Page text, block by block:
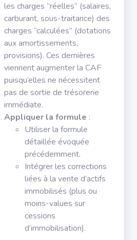
les charges “réelles” (salaires,
carburant, sous-traitance) des
charges “calculées” (dotations
aux amortissements,
provisions). Ces dernières
viennent augmenter la CAF
puisqu’elles ne nécessitent
pas de sortie de trésorerie
immédiate.
Appliquer la formule :
Utiliser la formule
détaillée évoquée
précédemment.
Intégrer les corrections
liées à la vente d’actifs
immobilisés (plus ou
moins-values sur
cessions
d’immobilisation).